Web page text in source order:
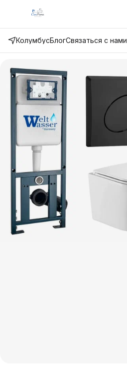
КолумбусБлогСвязаться с нами